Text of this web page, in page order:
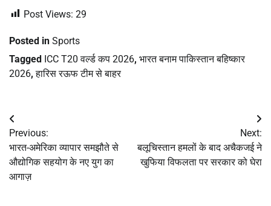
Post Views: 29
Posted in Sports
Tagged ICC T20 वर्ल्ड कप 2026, भारत बनाम पाकिस्तान बहिष्कार
2026,हारिस रऊफ टीम से बाहर
Post
navigation
Previous:
भारत-अमेरिका व्यापार समझौते से
औद्योगिक सहयोग के नए युग का
आगाज़
Next:
बलूचिस्तान हमलों के बाद अचैकजई ने
खुफिया विफलता पर सरकार को घेरा